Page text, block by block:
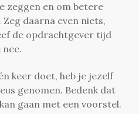
zeggen en om betere
daarna even niets,
de opdrachtgever tijd
keer doet, heb je jezelf
genomen. Bedenk dat
gaan met een voorstel.